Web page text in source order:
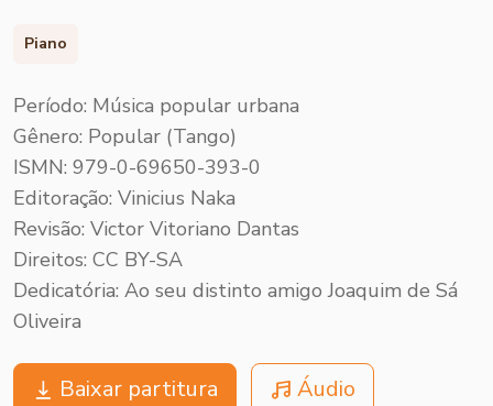
Piano
Período: Música popular urbana
Gênero: Popular (Tango)
ISMN: 979-0-69650-393-0
Editoração: Vinicius Naka
Revisão: Victor Vitoriano Dantas
Direitos: CC BY-SA
Dedicatória: Ao seu distinto amigo Joaquim de Sá
Oliveira
Baixar partitura Áudio